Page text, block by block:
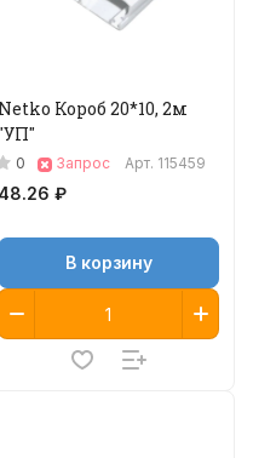
Netko Короб 20*10, 2м
0 Запрос Арт. 115459
48.26 ₽
В корзину